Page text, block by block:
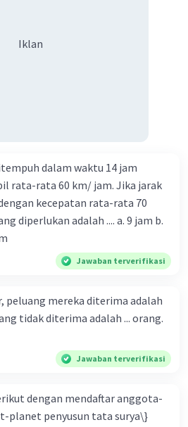
Iklan
dalam waktu 14 jam
rata-rata 60 km/ jam. Jika jarak
kecepatan rata-rata 70
adalah .... a. 9 jam b.
Jawaban terverifikasi
peluang mereka diterima adalah
tidak diterima adalah ... orang.
Jawaban terverifikasi
dengan mendaftar anggota-
planet penyusun tata surya\}